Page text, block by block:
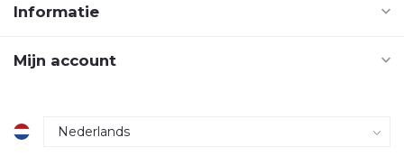
Informatie
Mijn account